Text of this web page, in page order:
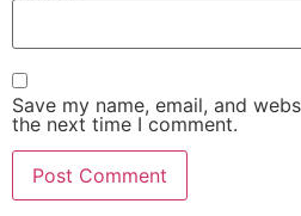
Save my name, email, and
the next time I comment.